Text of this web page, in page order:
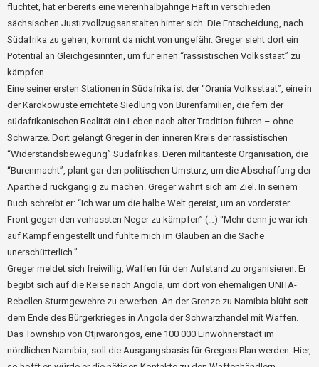
flüchtet, hat er bereits eine viereinhalbjährige Haft in verschieden
sächsischen Justizvollzugsanstalten hinter sich. Die Entscheidung, nach
Südafrika zu gehen, kommt da nicht von ungefähr. Greger sieht dort ein
Potential an Gleichgesinnten, um für einen “rassistischen Volksstaat” zu
kämpfen.
Eine seiner ersten Stationen in Südafrika ist der “Orania Volksstaat”, eine in
der Karokowüste errichtete Siedlung von Burenfamilien, die fern der
südafrikanischen Realität ein Leben nach alter Tradition führen – ohne
Schwarze. Dort gelangt Greger in den inneren Kreis der rassistischen
“Widerstandsbewegung” Südafrikas. Deren militanteste Organisation, die
“Burenmacht”, plant gar den politischen Umsturz, um die Abschaffung der
Apartheid rückgängig zu machen. Greger wähnt sich am Ziel. In seinem
Buch schreibt er: “Ich war um die halbe Welt gereist, um an vorderster
Front gegen den verhassten Neger zu kämpfen” (…) “Mehr denn je war ich
auf Kampf eingestellt und fühlte mich im Glauben an die Sache
unerschütterlich.”
Greger meldet sich freiwillig, Waffen für den Aufstand zu organisieren. Er
begibt sich auf die Reise nach Angola, um dort von ehemaligen UNITA-
Rebellen Sturmgewehre zu erwerben. An der Grenze zu Namibia blüht seit
dem Ende des Bürgerkrieges in Angola der Schwarzhandel mit Waffen.
Das Township von Otjiwarongos, eine 100 000 Einwohnerstadt im
nördlichen Namibia, soll die Ausgangsbasis für Gregers Plan werden. Hier,